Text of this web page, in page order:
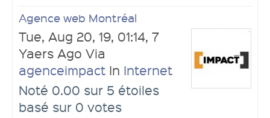
Agence web Montréal
Tue, Aug 20, 19, 01:14, 7
Yaers Ago Via
agenceimpact In Internet
Noté 0.00 sur 5 étoiles
basé sur 0 votes